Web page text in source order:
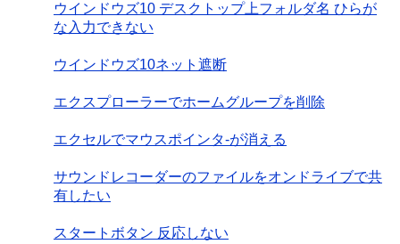
ウインドウズ10 デスクトップ上フォルダ名 ひらが
な入力できない
ウインドウズ10ネット遮断
エクスプローラーでホームグループを削除
エクセルでマウスポインタ-が消える
サウンドレコーダーのファイルをオンドライブで共
有したい
スタートボタン 反応しない